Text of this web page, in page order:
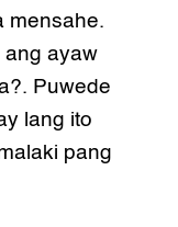
mensahe.
ang ayaw
Puwede
lang ito
pang